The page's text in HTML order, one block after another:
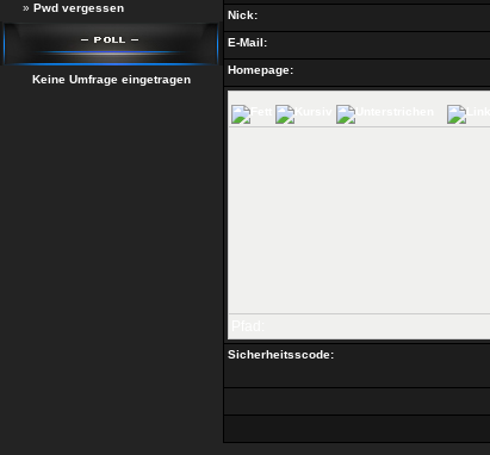
» Pwd vergessen
Keine Umfrage eingetragen
Nick:
E-Mail:
Homepage:
Sicherheitsscode: